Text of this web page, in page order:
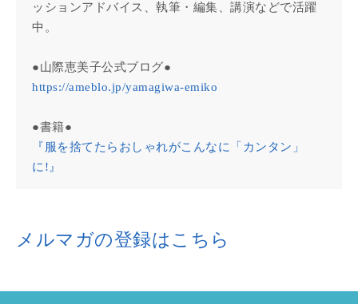
ッションアドバイス、執筆・編集、講演などで活躍
中。
●山際恵美子公式ブログ●
https://ameblo.jp/yamagiwa-emiko
●書籍●
『服を捨てたらおしゃれがこんなに「カンタン」
に!』
メルマガの登録はこちら